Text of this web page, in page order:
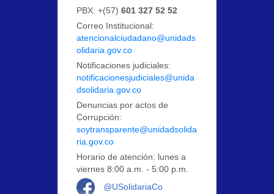
PBX: +(57)601 327 52 52
Correo Institucional:
atencionalciudadano@unidads
olidaria.gov.co
Notificaciones judiciales:
notificacionesjudiciales@unida
dsolidaria.gov.co
Denuncias por actos de
Corrupción:
soytransparente@unidadsolida
ria.gov.co
Horario de atención: lunes a
viernes 8:00 a.m. - 5:00 p.m.
@USolidariaCo